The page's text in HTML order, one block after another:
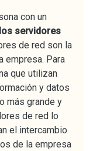
con un
servidores
de red son la
empresa. Para
que utilizan
y datos
más grande y
de red lo
el intercambio
de la empresa